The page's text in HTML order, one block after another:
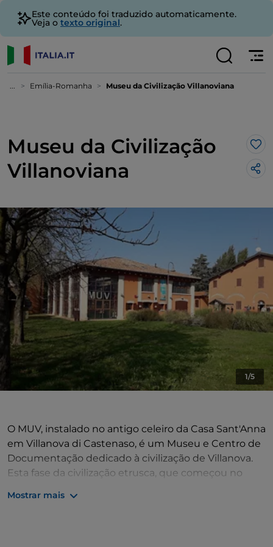
Este conteúdo foi traduzido automaticamente.
Veja o texto original.
... Emília-Romanha Museu da Civilização Villanoviana
Museu da Civilização
Villanoviana
1/5
O MUV, instalado no antigo celeiro da Casa Sant'Anna
em Villanova di Castenaso, é um Museu e Centro de
Documentação dedicado à civilização de Villanova.
Esta fase da civilização etrusca, que começou no
Mostrar mais